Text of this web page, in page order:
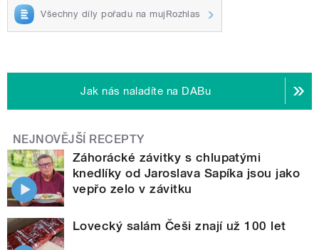
Všechny díly pořadu na mujRozhlas
Jak nás naladíte na DABu
NEJNOVĚJŠÍ RECEPTY
Záhorácké závitky s chlupatými
knedlíky od Jaroslava Sapíka jsou jako
vepřo zelo v závitku
Lovecký salám Češi znají už 100 let